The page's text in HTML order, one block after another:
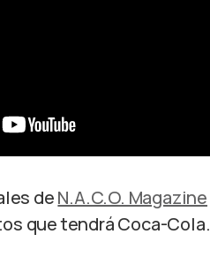
deN.A.C.O. Magazine
que tendrá Coca-Cola.